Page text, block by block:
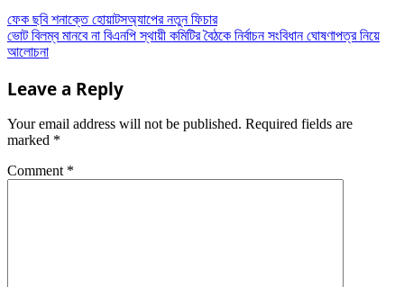
Post
navigation
ফেক ছবি শনাক্তে হোয়াটসঅ্যাপের নতুন ফিচার
ভোট বিলম্ব মানবে না বিএনপি স্থায়ী কমিটির বৈঠকে নির্বাচন সংবিধান ঘোষণাপত্র নিয়ে
আলোচনা
Leave a Reply
Your email address will not be published. Required fields are
marked *
Comment *